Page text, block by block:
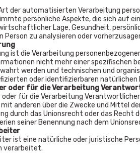
der automatisierten Verarbeitung
persönliche Aspekte, die sich auf
Lage, Gesundheit,
Person zu analysieren oder
ist die Verarbeitung
nicht mehr einer spezifischen
werden und technischen und
oder identifizierbaren natürlichen
oder für die Verarbeitung
für die Verarbeitung
anderen über die Zwecke und Mittel
durch das Unionsrecht oder das
seiner Benennung nach dem
ist eine natürliche oder juristische
verarbeitet.